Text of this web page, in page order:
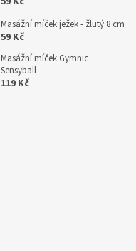
Masážní míček ježek - žlutý 8 cm
59 Kč
Masážní míček Gymnic
Sensyball
119 Kč